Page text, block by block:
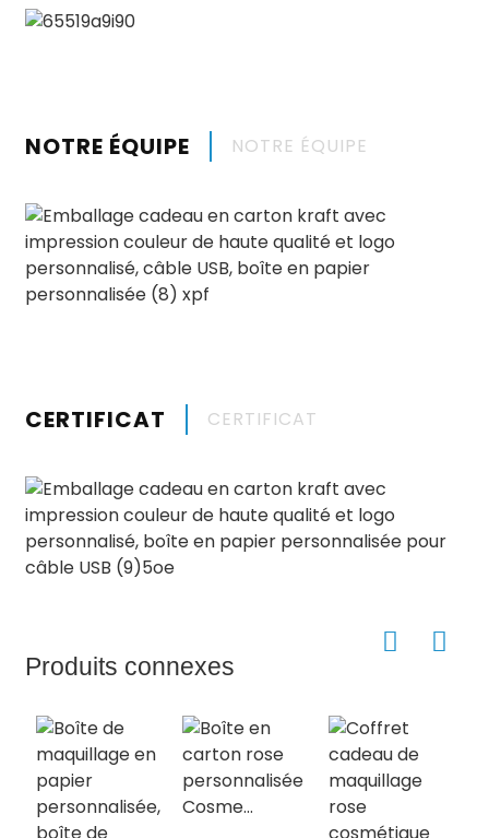
NOTRE ÉQUIPE NOTRE ÉQUIPE
CERTIFICAT CERTIFICAT
Produits connexes